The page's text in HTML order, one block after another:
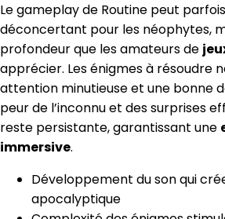
Le gameplay de Routine peut
déconcertant pour les néophytes,
profondeur que les amateurs de
apprécier. Les énigmes à résoudre
attention minutieuse et une bonne
peur de l’inconnu et des surprises
reste persistante, garantissant une
immersive.
Développement du son qui
apocalyptique